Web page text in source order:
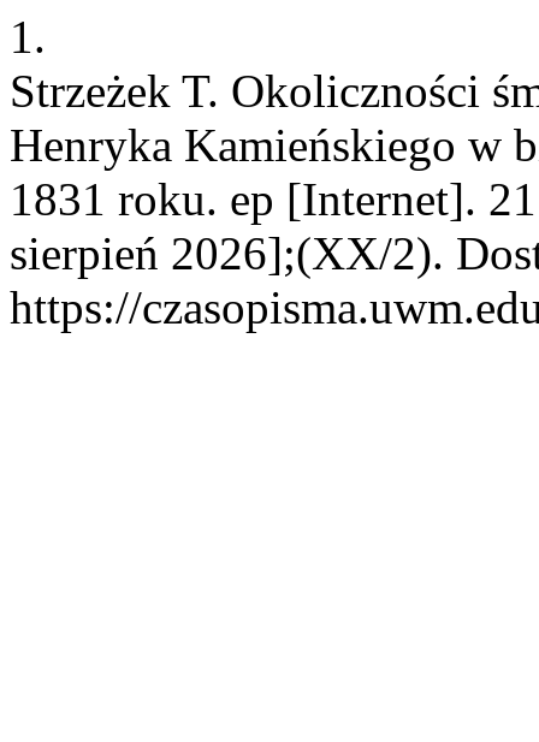
1.
Strzeżek T. Okoliczności
Henryka Kamieńskiego w
1831 roku. ep [Internet].
sierpień 2026];(XX/2).
https://